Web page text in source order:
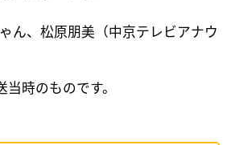
ん、松原朋美（中京テレビアナウ
時のものです。